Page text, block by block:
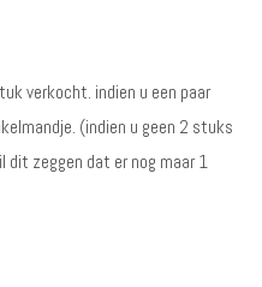
verkocht. indien u een paar
(indien u geen 2 stuks
zeggen dat er nog maar 1